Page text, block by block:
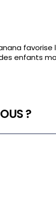
favorise
enfants
?